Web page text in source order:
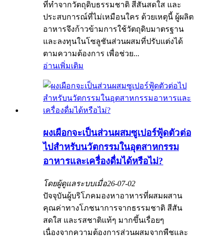
ที่ทำจากวัตถุดิบธรรมชาติ สีสันสดใส และ
ประสบการณ์ที่ไม่เหมือนใคร ด้วยเหตุนี้ ผู้ผลิต
อาหารจึงก้าวข้ามการใช้วัตถุดิบมาตรฐาน
และลงทุนในโซลูชันส่วนผสมที่ปรับแต่งได้
ตามความต้องการ เพื่อช่วย...
อ่านเพิ่มเติม
ผงเผือกจะเป็นส่วนผสมซูเปอร์ฟู้ดตัวต่อ
ไปสำหรับนวัตกรรมในอุตสาหกรรม
อาหารและเครื่องดื่มได้หรือไม่?
โดยผู้ดูแลระบบเมื่อ26-07-02
ปัจจุบันผู้บริโภคมองหาอาหารที่ผสมผสาน
คุณค่าทางโภชนาการจากธรรมชาติ สีสัน
สดใส และรสชาติแท้ๆ มากขึ้นเรื่อยๆ
เนื่องจากความต้องการส่วนผสมจากพืชและ